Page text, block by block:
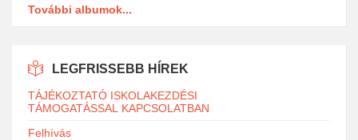
További albumok...
LEGFRISSEBB HÍREK
TÁJÉKOZTATÓ ISKOLAKEZDÉSI
TÁMOGATÁSSAL KAPCSOLATBAN
Felhívás